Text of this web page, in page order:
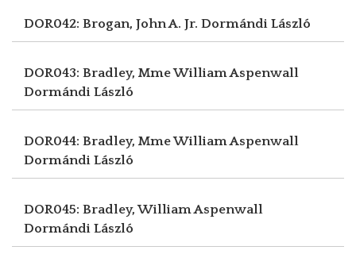
DOR042: Brogan, John A. Jr. Dormándi László
DOR043: Bradley, Mme William Aspenwall
Dormándi László
DOR044: Bradley, Mme William Aspenwall
Dormándi László
DOR045: Bradley, William Aspenwall
Dormándi László